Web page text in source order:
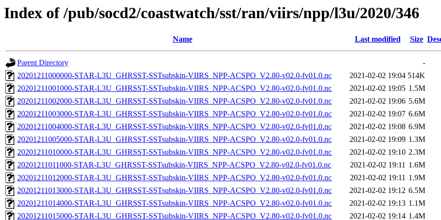
Index of /pub/socd2/coastwatch/sst/ran/viirs/npp/l3u/2020/346
Name Last modified Size
Parent Directory
-
20201211000000-STAR-L3U_GHRSST-SSTsubskin-VIIRS_NPP-ACSPO_V2.80-v02.0-fv01.0.nc
2021-02-02 19:04 514K
20201211001000-STAR-L3U_GHRSST-SSTsubskin-VIIRS_NPP-ACSPO_V2.80-v02.0-fv01.0.nc
2021-02-02 19:05 1.5M
20201211002000-STAR-L3U_GHRSST-SSTsubskin-VIIRS_NPP-ACSPO_V2.80-v02.0-fv01.0.nc
2021-02-02 19:06 5.6M
20201211003000-STAR-L3U_GHRSST-SSTsubskin-VIIRS_NPP-ACSPO_V2.80-v02.0-fv01.0.nc
2021-02-02 19:07 6.6M
20201211004000-STAR-L3U_GHRSST-SSTsubskin-VIIRS_NPP-ACSPO_V2.80-v02.0-fv01.0.nc
2021-02-02 19:08 6.9M
20201211005000-STAR-L3U_GHRSST-SSTsubskin-VIIRS_NPP-ACSPO_V2.80-v02.0-fv01.0.nc
2021-02-02 19:09 1.3M
20201211010000-STAR-L3U_GHRSST-SSTsubskin-VIIRS_NPP-ACSPO_V2.80-v02.0-fv01.0.nc
2021-02-02 19:10 2.3M
20201211011000-STAR-L3U_GHRSST-SSTsubskin-VIIRS_NPP-ACSPO_V2.80-v02.0-fv01.0.nc
2021-02-02 19:11 1.6M
20201211012000-STAR-L3U_GHRSST-SSTsubskin-VIIRS_NPP-ACSPO_V2.80-v02.0-fv01.0.nc
2021-02-02 19:11 1.9M
20201211013000-STAR-L3U_GHRSST-SSTsubskin-VIIRS_NPP-ACSPO_V2.80-v02.0-fv01.0.nc
2021-02-02 19:12 6.5M
20201211014000-STAR-L3U_GHRSST-SSTsubskin-VIIRS_NPP-ACSPO_V2.80-v02.0-fv01.0.nc
2021-02-02 19:13 1.1M
20201211015000-STAR-L3U_GHRSST-SSTsubskin-VIIRS_NPP-ACSPO_V2.80-v02.0-fv01.0.nc
2021-02-02 19:14 1.4M